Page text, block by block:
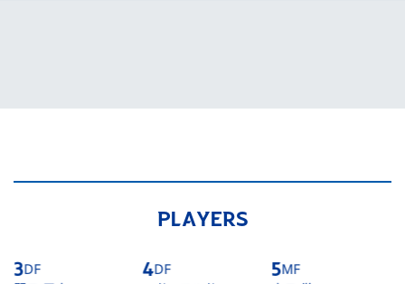
PLAYERS
3DF 4DF 5MF